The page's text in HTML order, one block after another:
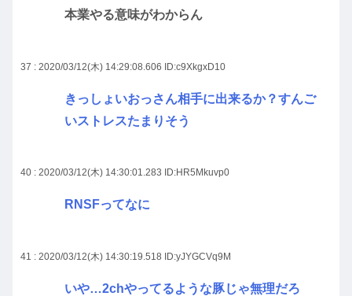
本業やる意味がわからん
37 : 2020/03/12(木) 14:29:08.606 ID:c9XkgxD10
きっしょいおっさん相手に出来るか？すんご
いストレスたまりそう
40 : 2020/03/12(木) 14:30:01.283 ID:HR5Mkuvp0
RNSFってなに
41 : 2020/03/12(木) 14:30:19.518 ID:yJYGCVq9M
いや…2chやってるような豚じゃ無理だろ